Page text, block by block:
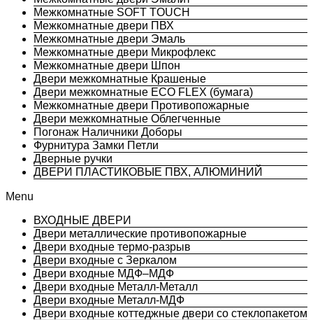
Межкомнатные SOFT TOUCH
Межкомнатные двери ПВХ
Межкомнатные двери Эмаль
Межкомнатные двери Микрофлекс
Межкомнатные двери Шпон
Двери межкомнатные Крашеные
Двери межкомнатные ECO FLEX (бумага)
Межкомнатные двери Противопожарные
Двери межкомнатные Облегченные
Погонаж Наличники Доборы
Фурнитура Замки Петли
Дверные ручки
ДВЕРИ ПЛАСТИКОВЫЕ ПВХ, АЛЮМИНИЙ
Menu
ВХОДНЫЕ ДВЕРИ
Двери металлические противопожарные
Двери входные термо-разрыв
Двери входные с Зеркалом
Двери входные МДФ–МДФ
Двери входные Металл-Металл
Двери входные Металл-МДФ
Двери входные коттеджные двери со стеклопакетом